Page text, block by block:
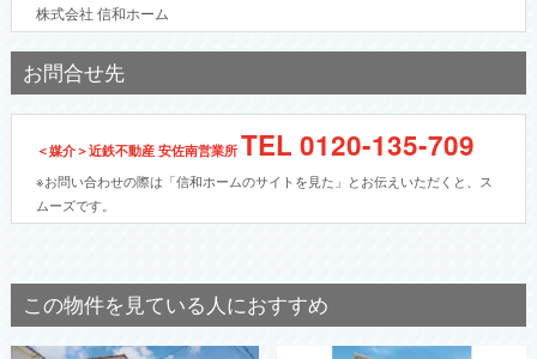
株式会社 信和ホーム
お問合せ先
＜媒介＞近鉄不動産 安佐南営業所TEL 0120-135-709
※お問い合わせの際は「信和ホームのサイトを見た」とお伝えいただくと、ス
ムーズです。
この物件を見ている人におすすめ